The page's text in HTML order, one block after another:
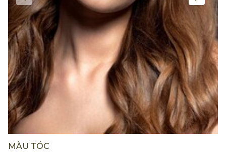
MÀU TÓC